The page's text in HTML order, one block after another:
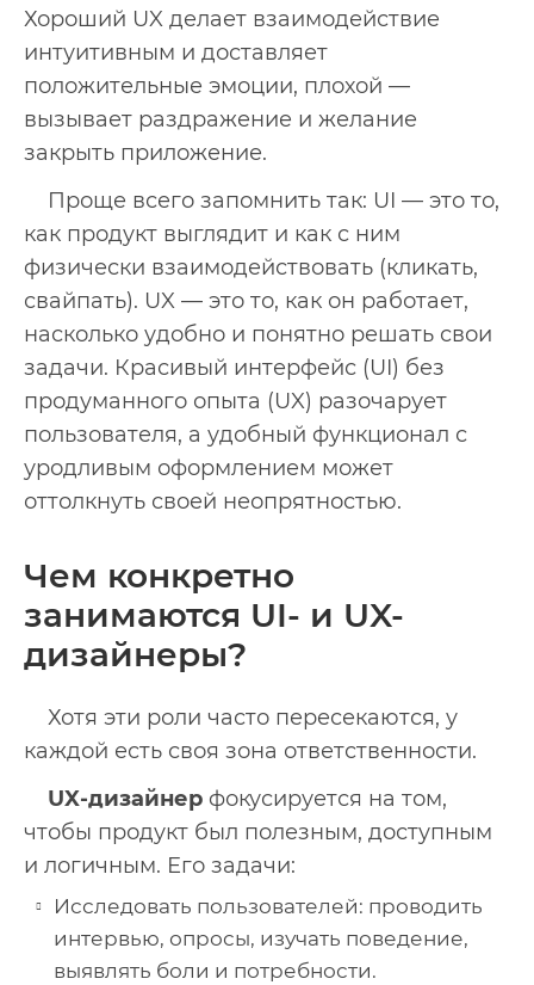
Хороший UX делает взаимодействие
интуитивным и доставляет
положительные эмоции, плохой —
вызывает раздражение и желание
закрыть приложение.
Проще всего запомнить так: UI — это то,
как продукт выглядит и как с ним
физически взаимодействовать (кликать,
свайпать). UX — это то, как он работает,
насколько удобно и понятно решать свои
задачи. Красивый интерфейс (UI) без
продуманного опыта (UX) разочарует
пользователя, а удобный функционал с
уродливым оформлением может
оттолкнуть своей неопрятностью.
Чем конкретно
занимаются UI- и UX-
дизайнеры?
Хотя эти роли часто пересекаются, у
каждой есть своя зона ответственности.
UX-дизайнер фокусируется на том,
чтобы продукт был полезным, доступным
и логичным. Его задачи:
Исследовать пользователей: проводить
интервью, опросы, изучать поведение,
выявлять боли и потребности.